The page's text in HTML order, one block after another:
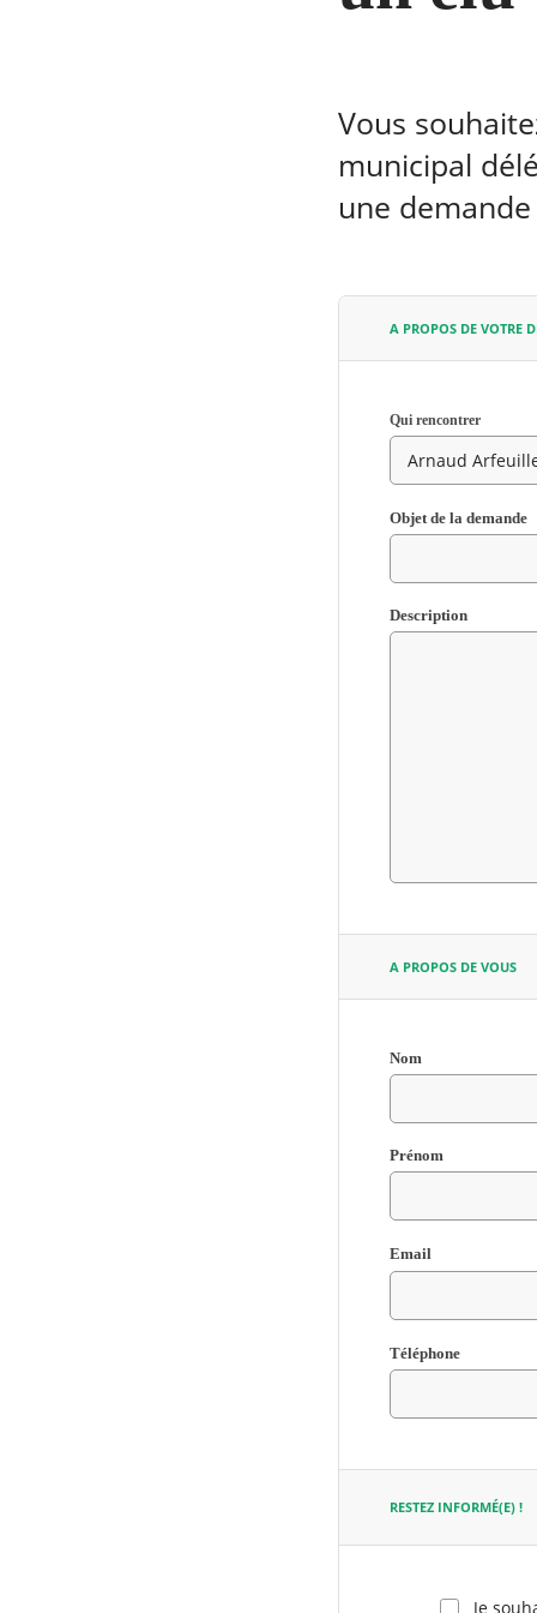
Vous
municipal
une
A PROPOS DE VOTRE
Qui rencontrer
requis
Objet de la demande
Description
A PROPOS DE VOUS
Nom
requis
Prénom
Email
requis
Téléphone
RESTEZ INFORMÉ(E) !
Je